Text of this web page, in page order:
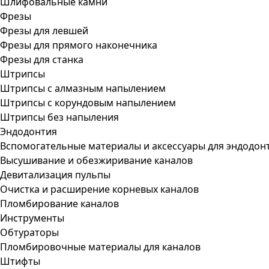
Фрезы
Фрезы для левшей
Фрезы для прямого наконечника
Фрезы для станка
Штрипсы
Штрипсы c алмазным напылением
Штрипсы c корундовым напылением
Штрипсы без напыления
Эндодонтия
Вспомогательные материалы и аксессуары для
Высушивание и обезжиривание каналов
Девитализация пульпы
Очистка и расширение корневых каналов
Пломбирование каналов
Инструменты
Обтураторы
Пломбировочные материалы для каналов
Штифты